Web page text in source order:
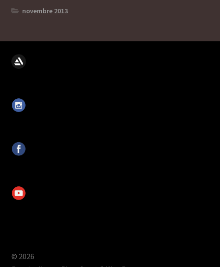
novembre 2013
© 2026